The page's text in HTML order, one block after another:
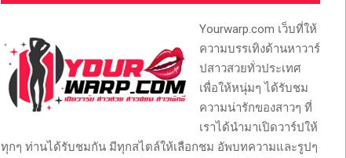
Yourwarp.com เว็บที่ให้
ความบรรเทิงด้านหาวาร์
ปสาวสวยทั่วประเทศ
เพื่อให้หนุ่มๆ ได้รับชม
ความน่ารักของสาวๆ ที่
เราได้นำมาเปิดวาร์ปให้
ทุกๆ ท่านได้รับชมกัน มีทุกสไตล์ให้เลือกชม อัพบทความและรูปๆ